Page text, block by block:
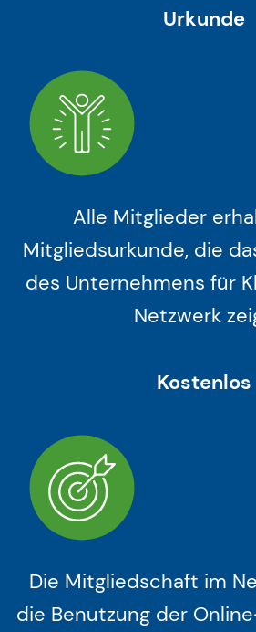
Urkunde
Alle Mitglieder
Mitgliedsurkunde, die
des Unternehmens für
Netzwerk
Kostenlos
Die Mitgliedschaft im
die Benutzung der